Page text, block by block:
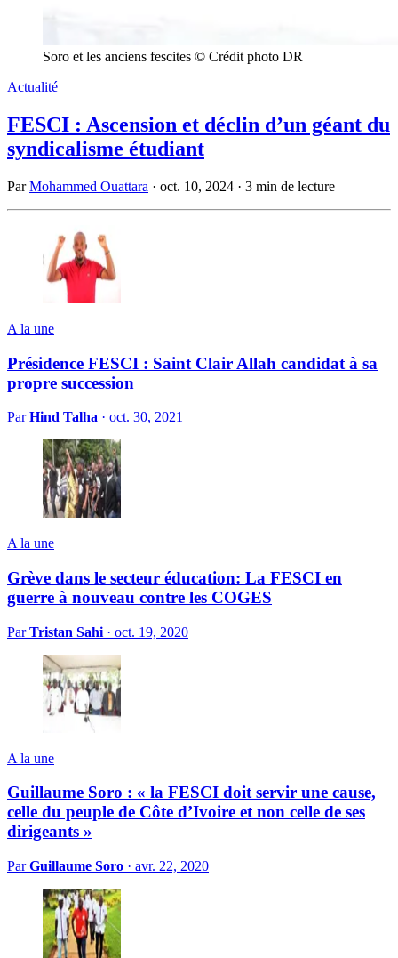
Soro et les anciens fescites © Crédit photo DR
Actualité
FESCI : Ascension et déclin d’un géant du
syndicalisme étudiant
ParMohammed Ouattara · oct. 10, 2024 · 3 min de lecture
A la une
Présidence FESCI : Saint Clair Allah candidat à sa
propre succession
ParHind Talha · oct. 30, 2021
A la une
Grève dans le secteur éducation: La FESCI en
guerre à nouveau contre les COGES
ParTristan Sahi · oct. 19, 2020
A la une
Guillaume Soro : « la FESCI doit servir une cause,
celle du peuple de Côte d’Ivoire et non celle de ses
dirigeants »
ParGuillaume Soro · avr. 22, 2020